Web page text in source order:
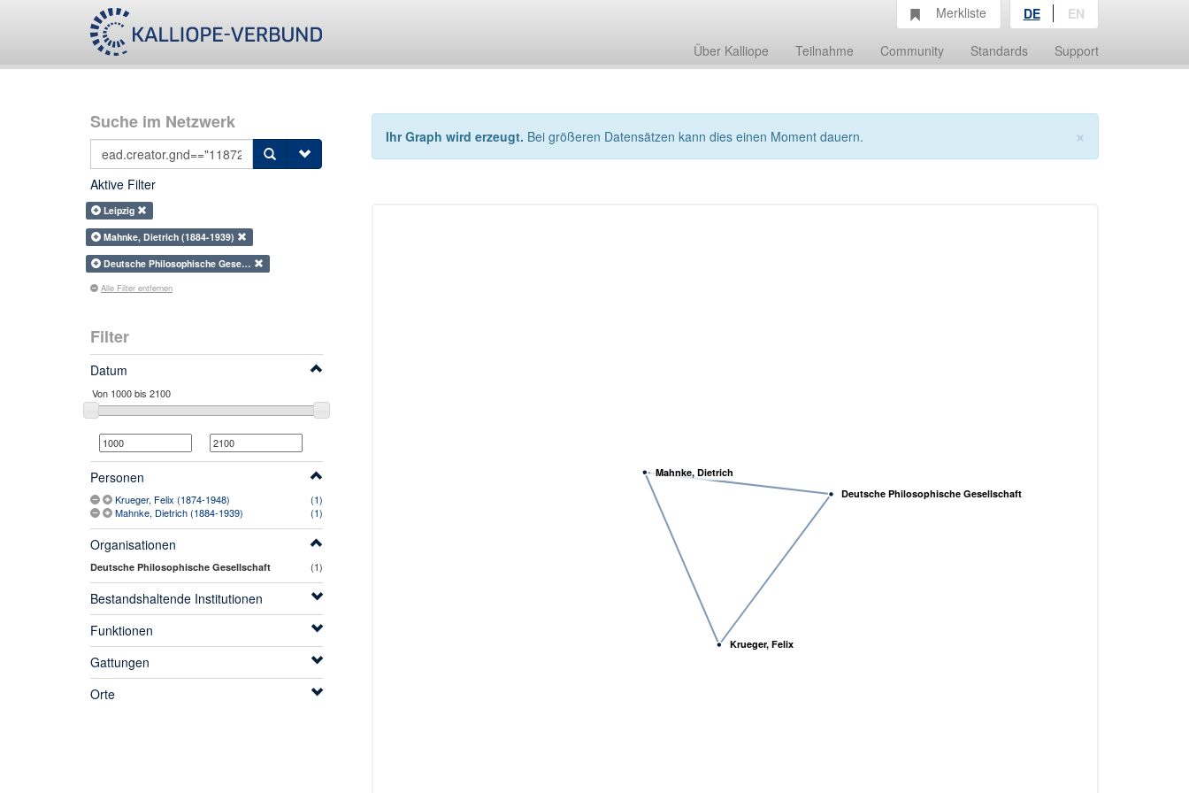
Über Kalliope Teilnahme Community Standards Support
Merkliste DE EN
Suche im Netzwerk
Aktive Filter
Leipzig
Mahnke, Dietrich (1884-1939)
Deutsche Philosophische Gese…
Alle Filter entfernen
Filter
Datum
Personen
Krueger, Felix (1874-1948)
(1)
Mahnke, Dietrich (1884-1939)
(1)
Organisationen
Deutsche Philosophische Gesellschaft (1)
Bestandshaltende Institutionen
Funktionen
Gattungen
Orte
×
Ihr Graph wird erzeugt. Bei größeren Datensätzen kann dies einen Moment dauern.
Deutsche Philosophische Gesellschaft
Mahnke, Dietrich
Krueger, Felix